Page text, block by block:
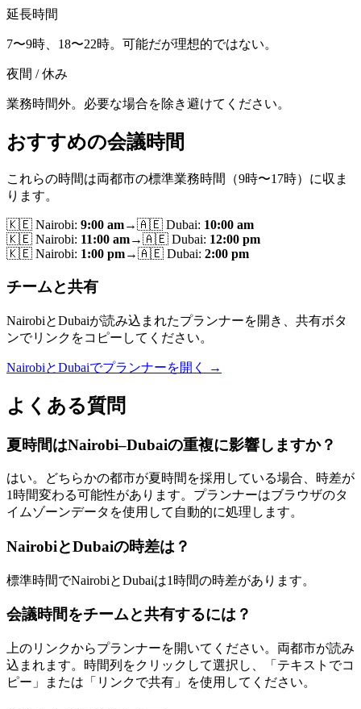
延長時間
7〜9時、18〜22時。可能だが理想的ではない。
夜間 / 休み
業務時間外。必要な場合を除き避けてください。
おすすめの会議時間
これらの時間は両都市の標準業務時間（9時〜17時）に収ま
ります。
🇰🇪 Nairobi: 9:00 am→🇦🇪 Dubai: 10:00 am
🇰🇪 Nairobi: 11:00 am→🇦🇪 Dubai: 12:00 pm
🇰🇪 Nairobi: 1:00 pm→🇦🇪 Dubai: 2:00 pm
チームと共有
NairobiとDubaiが読み込まれたプランナーを開き、共有ボタ
ンでリンクをコピーしてください。
NairobiとDubaiでプランナーを開く →
よくある質問
夏時間はNairobi–Dubaiの重複に影響しますか？
はい。どちらかの都市が夏時間を採用している場合、時差が
1時間変わる可能性があります。プランナーはブラウザのタ
イムゾーンデータを使用して自動的に処理します。
NairobiとDubaiの時差は？
標準時間でNairobiとDubaiは1時間の時差があります。
会議時間をチームと共有するには？
上のリンクからプランナーを開いてください。両都市が読み
込まれます。時間列をクリックして選択し、「テキストでコ
ピー」または「リンクで共有」を使用してください。